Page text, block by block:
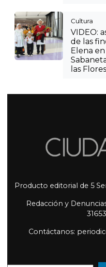
Cultura
VIDEO:
de las
Elena
las Flores
Producto editorial de 5
Redacción y
Contáctanos: